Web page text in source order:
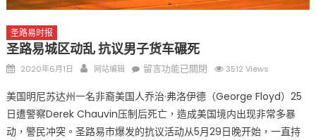
圣路易时报
圣路易城区动乱 抗议男子货车碾死
Posted
2020年6月1日 Author
网站编辑
在
路
易
城
留言功能已關閉 3512 Views
美国明尼苏达州一名非裔美国人乔治·弗洛伊德（George Floyd）25
日遭警察Derek Chauvin压制后死亡，造成美国境内出现非常多暴
动，警民冲突。圣路易市爆发的抗议活动从5月29日晚开始，一直持